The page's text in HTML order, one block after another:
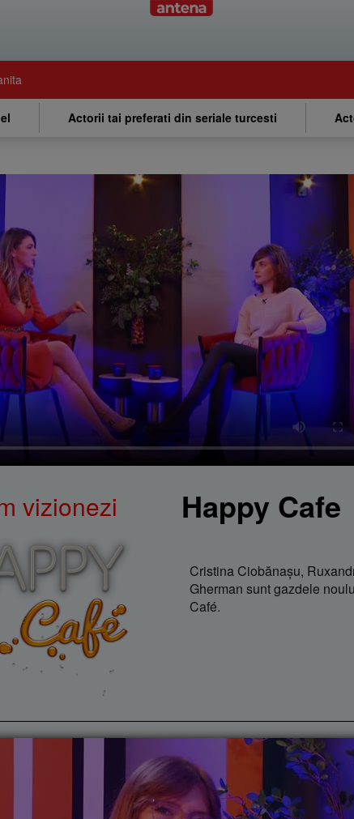
Actorii tai preferati din seriale turcesti
vizionezi Happy Cafe
Cristina Ciobănaşu,
Gherman sunt gazdele
Café.